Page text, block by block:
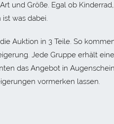
und Größe. Egal ob
was dabei.
Auktion in 3 Teile. So
Jede Gruppe erhält
das Angebot in
vormerken lassen.